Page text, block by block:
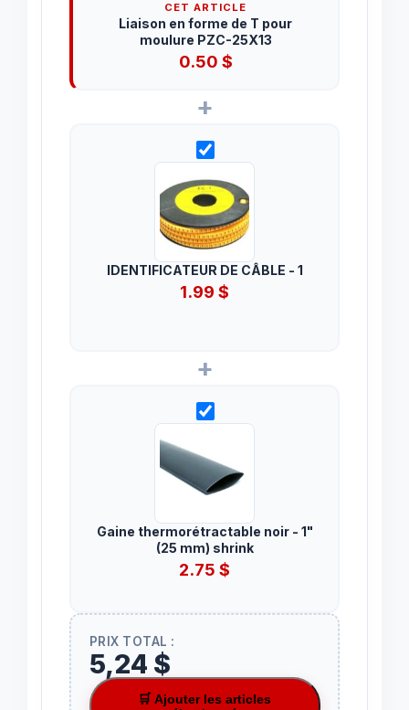
CET ARTICLE
Liaison en forme de T pour
moulure PZC-25X13
0.50 $
+
IDENTIFICATEUR DE CÂBLE - 1
1.99 $
+
Gaine thermorétractable noir - 1"
(25 mm) shrink
2.75 $
PRIX TOTAL :
5,24 $
🛒 Ajouter les articles